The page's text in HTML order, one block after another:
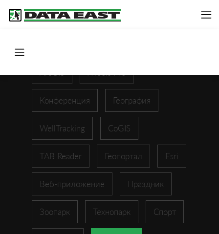
Конференция География
WellTracking CoGIS
TAB Reader Геопортал Esri
Веб-приложение Праздник
Зоопарк Технопарк Спорт